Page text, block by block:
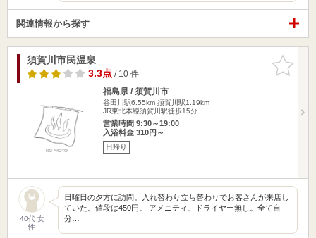
関連情報から探す
お気に入
りに追加
須賀川市民温泉
3.3点/ 10 件
福島県 / 須賀川市
谷田川駅6.55km 須賀川駅1.19km
JR東北本線須賀川駅徒歩15分
営業時間 9:30～19:00
入浴料金 310円～
日帰り
40代 女
性
日曜日の夕方に訪問。入れ替わり立ち替わりでお客さんが来店し
ていた。値段は450円。 アメニティ、ドライヤー無し。全て自
分…